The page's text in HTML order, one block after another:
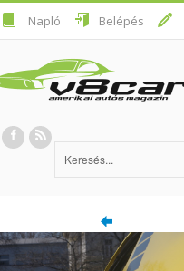
Napló Belépés